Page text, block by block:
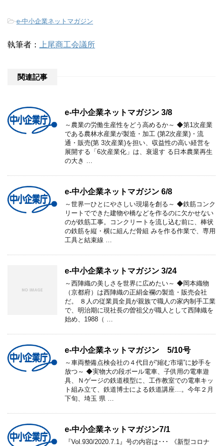
-e-中小企業ネットマガジン
執筆者： 上尾商工会議所
関連記事
e-中小企業ネットマガジン 3/8
～農業の労働生産性をどう高めるか～ ◆第1次産業
である農林水産業が製造・加工 (第2次産業)・流
通・販売(第 3次産業)を担い、収益性の高い経営を
展開する「6次産業化」は、衰退す る日本農業再生
の大き …
e-中小企業ネットマガジン 6/8
～世界一ひとにやさしい現場を創る～ ◆鉄筋コンク
リートでできた建物や橋などを作るのに欠かせない
のが鉄筋工事。コンクリートを流し込む前に、棒状
の鉄筋を縦・横に組んだ骨組 みを作る作業で、専用
工具と結束線 …
e-中小企業ネットマガジン 3/24
～西陣織の美しさを世界に広めたい～ ◆岡本織物
（京都府）は西陣織の正絹金襴の製造・販売会社
だ。 ８人の従業員全員が親族で職人の家内制手工業
で、明治期に現社長の曽祖父が職人として西陣織を
始め、1988（ …
e-中小企業ネットマガジン 5/10号
～車両整備点検会社の４代目が“縮む市場”に妙手を
放つ～ ◆実物大の段ボール電車、子供用の電車遊
具、Ｎゲージの鉄道模型に、工作教室での電車キッ
ト組み立て、鉄道博士による鉄道講座…。今年２月
下旬、埼玉 県 …
e-中小企業ネットマガジン7/1
『Vol.930/2020.7.1』号の内容は･･･ 《新型コロナ